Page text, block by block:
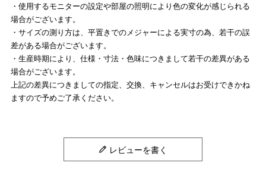
・使用するモニターの設定や部屋の照明により色の変化が感じられる
場合がございます。
・サイズの測り方は、平置きでのメジャーによる実寸の為、若干の誤
差がある場合がございます。
・生産時期により、仕様・寸法・色味につきまして若干の差異がある
場合がございます。
上記の差異につきましての指定、交換、キャンセルはお受けできかね
ますので予めご了承ください。
レビューを書く